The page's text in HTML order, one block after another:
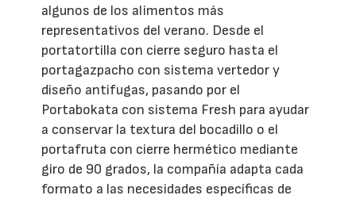
algunos de los alimentos más
representativos del verano. Desde el
portatortilla con cierre seguro hasta el
portagazpacho con sistema vertedor y
diseño antifugas, pasando por el
Portabokata con sistema Fresh para ayudar
a conservar la textura del bocadillo o el
portafruta con cierre hermético mediante
giro de 90 grados, la compañía adapta cada
formato a las necesidades específicas de